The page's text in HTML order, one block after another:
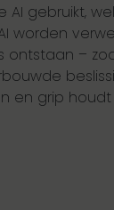
AI gebruikt,
worden
ontstaan –
en grip houdt